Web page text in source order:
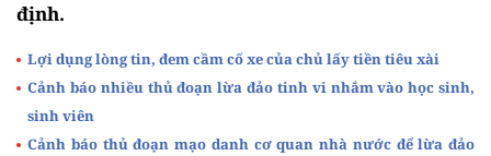
định.
Lợi dụng lòng tin, đem cầm cố xe của chủ lấy tiền tiêu xài
Cảnh báo nhiều thủ đoạn lừa đảo tinh vi nhắm vào học sinh,
sinh viên
Cảnh báo thủ đoạn mạo danh cơ quan nhà nước để lừa đảo